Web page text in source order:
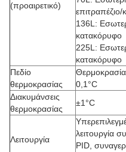
(προαιρετικό)
136L:
κατακόρυφο
225L:
κατακόρυφο
Πεδίο
θερμοκρασίας
0,1°C
Διακυμάνσεις
θερμοκρασίας
±1°C
Λειτουργία
λειτουργία
PID,